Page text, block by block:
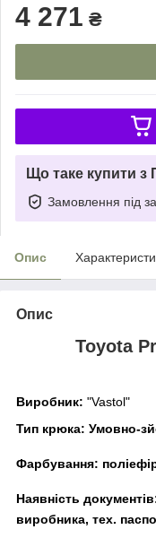
4 271 ₴
Що таке купити з
Замовлення під
Опис
Опис
Toyota
Виробник: "Vastol"
Тип крюка: Умовно-
Фарбування:
Наявність
виробника, тех.